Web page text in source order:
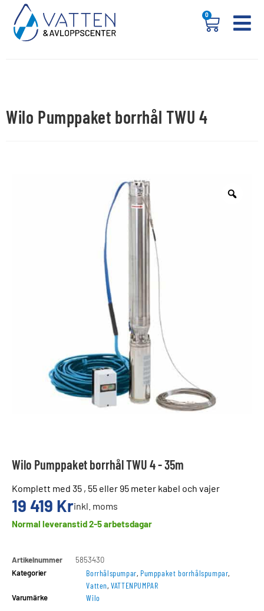
0
Wilo Pumppaket borrhål TWU 4
Wilo Pumppaket borrhål TWU 4 - 35m
Komplett med 35 , 55 eller 95 meter kabel och vajer
19 419 Krinkl. moms
Normal leveranstid 2-5 arbetsdagar
Artikelnummer
5853430
Kategorier
Borrhålspumpar, Pumppaket borrhålspumpar,
Vatten,VATTENPUMPAR
Varumärke Wilo